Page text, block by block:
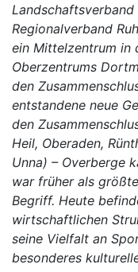
Regionalverband
ein Mittelzentrum in
Oberzentrums
den
entstandene neue
den
Heil, Oberaden,
Unna) – Overberge
war früher als
Begriff. Heute
wirtschaftlichen
seine Vielfalt an
besonderes